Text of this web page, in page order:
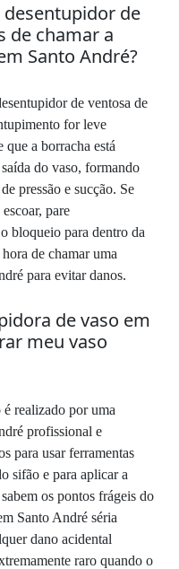
desentupidor de
de chamar a
Santo André?
de ventosa de
for leve
a borracha está
do vaso, formando
pressão e sucção. Se
pare
bloqueio para dentro da
de chamar uma
para evitar danos.
de vaso em
meu vaso
realizado por uma
profissional e
para usar ferramentas
sifão e para aplicar a
os pontos frágeis do
Santo André séria
dano acidental
raro quando o